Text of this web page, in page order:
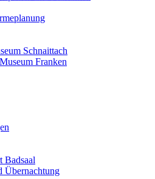
Schnaittach
Franken
Badsaal
Übernachtung